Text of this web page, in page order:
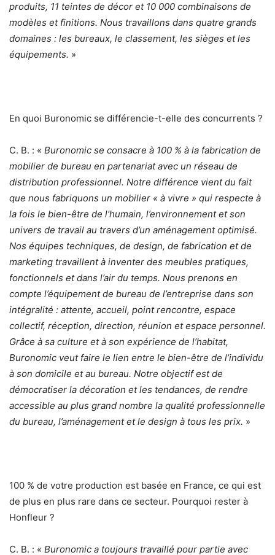
produits, 11 teintes de décor et 10 000 combinaisons de
modèles et finitions. Nous travaillons dans quatre grands
domaines : les bureaux, le classement, les sièges et les
équipements. »
En quoi Buronomic se différencie-t-elle des concurrents ?
C. B. : « Buronomic se consacre à 100 % à la fabrication de
mobilier de bureau en partenariat avec un réseau de
distribution professionnel. Notre différence vient du fait
que nous fabriquons un mobilier « à vivre » qui respecte à
la fois le bien-être de l’humain, l’environnement et son
univers de travail au travers d’un aménagement optimisé.
Nos équipes techniques, de design, de fabrication et de
marketing travaillent à inventer des meubles pratiques,
fonctionnels et dans l’air du temps. Nous prenons en
compte l’équipement de bureau de l’entreprise dans son
intégralité : attente, accueil, point rencontre, espace
collectif, réception, direction, réunion et espace personnel.
Grâce à sa culture et à son expérience de l’habitat,
Buronomic veut faire le lien entre le bien-être de l’individu
à son domicile et au bureau. Notre objectif est de
démocratiser la décoration et les tendances, de rendre
accessible au plus grand nombre la qualité professionnelle
du bureau, l’aménagement et le design à tous les prix. »
100 % de votre production est basée en France, ce qui est
de plus en plus rare dans ce secteur. Pourquoi rester à
Honfleur ?
C. B. : « Buronomic a toujours travaillé pour partie avec